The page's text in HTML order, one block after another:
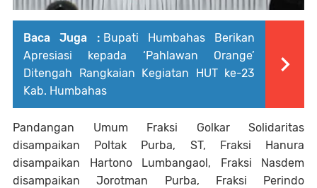
Baca Juga : Bupati Humbahas Berikan
Apresiasi kepada ‘Pahlawan Orange’
Ditengah Rangkaian Kegiatan HUT ke-23
Kab. Humbahas
Pandangan Umum Fraksi Golkar Solidaritas
disampaikan Poltak Purba, ST, Fraksi Hanura
disampaikan Hartono Lumbangaol, Fraksi Nasdem
disampaikan Jorotman Purba, Fraksi Perindo